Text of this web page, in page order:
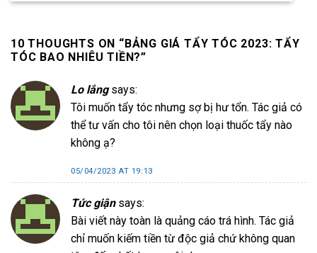
10 THOUGHTS ON “BẢNG GIÁ TẨY TÓC 2023: TẨY
TÓC BAO NHIÊU TIỀN?”
Lo lắng says:
Tôi muốn tẩy tóc nhưng sợ bị hư tổn. Tác giả có
thể tư vấn cho tôi nên chọn loại thuốc tẩy nào
không ạ?
05/04/2023 AT 19:13
Tức giận says:
Bài viết này toàn là quảng cáo trá hình. Tác giả
chỉ muốn kiếm tiền từ độc giả chứ không quan